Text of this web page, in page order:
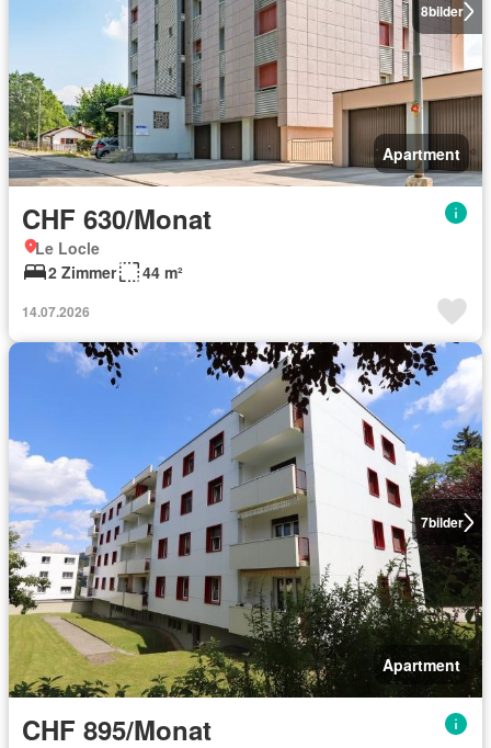
8bilder
Apartment
CHF 630/Monat
Le Locle
2 Zimmer
44 m²
14.07.2026
7bilder
Apartment
CHF 895/Monat